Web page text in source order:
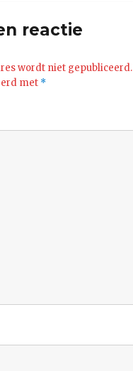
reactie
wordt niet gepubliceerd.
met *